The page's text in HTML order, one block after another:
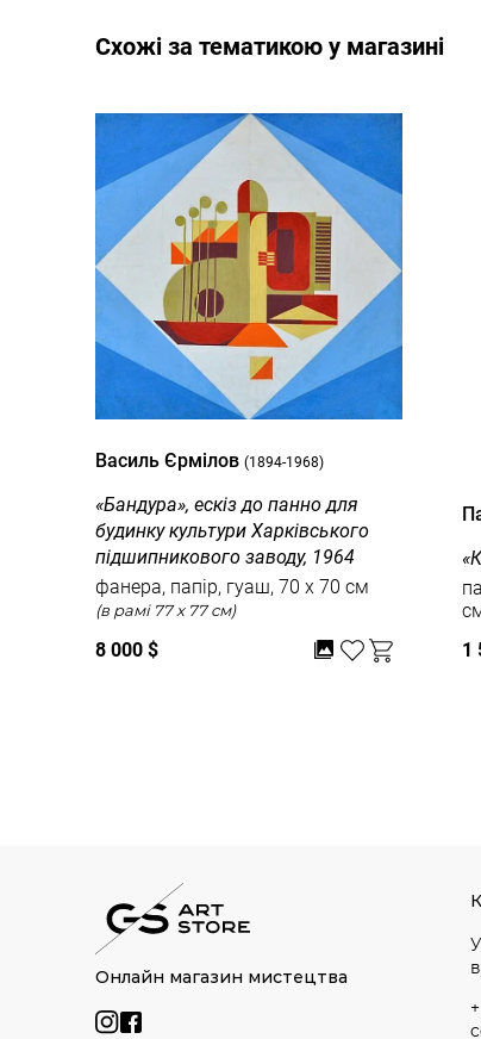
Cхожі за тематикою у магазині
Василь Єрмілов (1894-1968)
«Бандура», ескіз до панно для
будинку культури Харківського
підшипникового заводу, 1964
фанера, папір, гуаш, 70 x 70 см
(в рамі 77 x 77 см)
8 000 $
1
Онлайн магазин мистецтва